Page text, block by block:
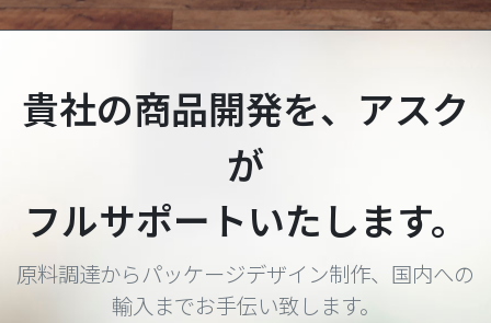
貴社の商品開発を、アスク
が
フルサポートいたします。
原料調達からパッケージデザイン制作、国内への
輸入までお手伝い致します。